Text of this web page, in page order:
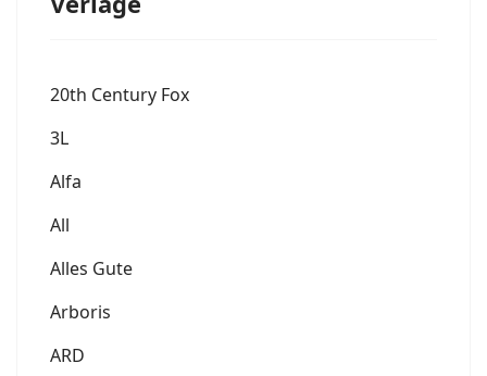
20th Century Fox
3L
Alfa
All
Alles Gute
Arboris
ARD